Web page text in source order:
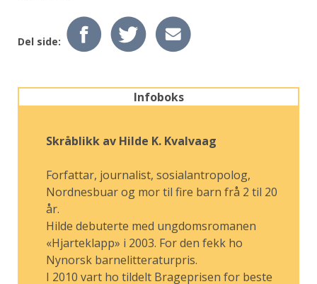
Del side:
Infoboks
Skråblikk av Hilde K. Kvalvaag
Forfattar, journalist, sosialantropolog,
Nordnesbuar og mor til fire barn frå 2 til 20
år.
Hilde debuterte med ungdoms­romanen
«Hjarteklapp» i 2003. For den fekk ho
Nynorsk barne­litteraturpris.
I 2010 vart ho tildelt Brageprisen for beste